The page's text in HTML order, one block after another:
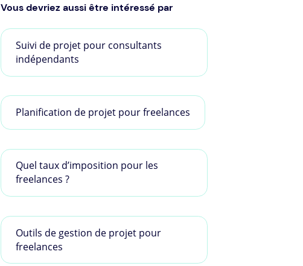
Vous devriez aussi être intéressé par
Suivi de projet pour consultants
indépendants
Planification de projet pour freelances
Quel taux d’imposition pour les
freelances ?
Outils de gestion de projet pour
freelances